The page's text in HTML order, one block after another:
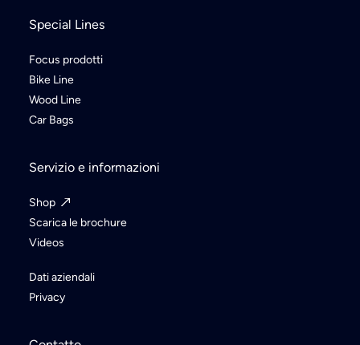
Special Lines
Focus prodotti
Bike Line
Wood Line
Car Bags
Servizio e informazioni
Shop
Scarica le brochure
Videos
Dati aziendali
Privacy